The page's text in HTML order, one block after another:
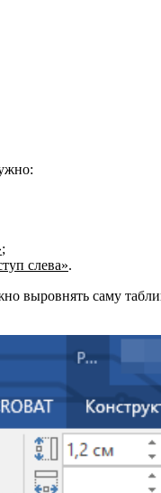
;
слева».
выровнять саму